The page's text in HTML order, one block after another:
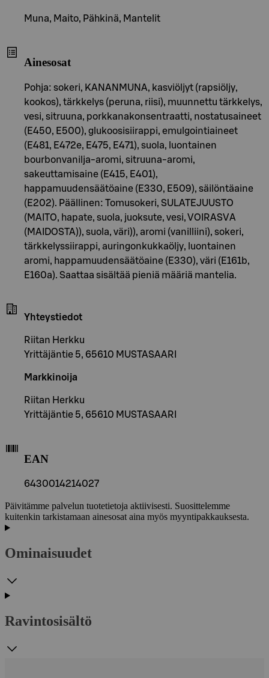
Muna, Maito, Pähkinä, Mantelit
Ainesosat
Pohja: sokeri, KANANMUNA, kasviöljyt (rapsiöljy,
kookos), tärkkelys (peruna, riisi), muunnettu tärkkelys,
vesi, sitruuna, porkkanakonsentraatti, nostatusaineet
(E450, E500), glukoosisiirappi, emulgointiaineet
(E481, E472e, E475, E471), suola, luontainen
bourbonvanilja-aromi, sitruuna-aromi,
sakeuttamisaine (E415, E401),
happamuudensäätöaine (E330, E509), säilöntäaine
(E202). Päällinen: Tomusokeri, SULATEJUUSTO
(MAITO, hapate, suola, juoksute, vesi, VOIRASVA
(MAIDOSTA)), suola, väri)), aromi (vanilliini), sokeri,
tärkkelyssiirappi, auringonkukkaöljy, luontainen
aromi, happamuudensäätöaine (E330), väri (E161b,
E160a). Saattaa sisältää pieniä määriä mantelia.
Yhteystiedot
Riitan Herkku
Yrittäjäntie 5, 65610 MUSTASAARI
Markkinoija
Riitan Herkku
Yrittäjäntie 5, 65610 MUSTASAARI
EAN
6430014214027
Päivitämme palvelun tuotetietoja aktiivisesti. Suosittelemme
kuitenkin tarkistamaan ainesosat aina myös myyntipakkauksesta.
Ominaisuudet
Ravintosisältö